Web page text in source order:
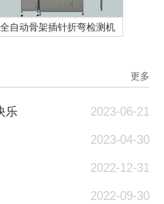
全自动骨架插针折弯检测机
更多
2023-06-21
乐
2023-04-30
2022-12-31
2022-09-30